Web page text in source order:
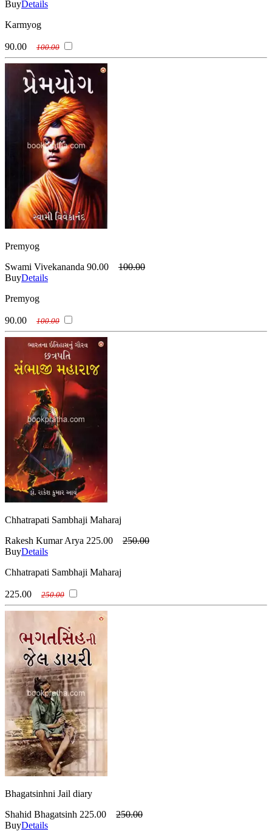
BuyDetails
Karmyog
90.00 100.00
Premyog
Swami Vivekananda 90.00
100.00
BuyDetails
Premyog
90.00 100.00
Chhatrapati Sambhaji Maharaj
Rakesh Kumar Arya 225.00
250.00
BuyDetails
Chhatrapati Sambhaji Maharaj
225.00 250.00
Bhagatsinhni Jail diary
Shahid Bhagatsinh 225.00
250.00
BuyDetails